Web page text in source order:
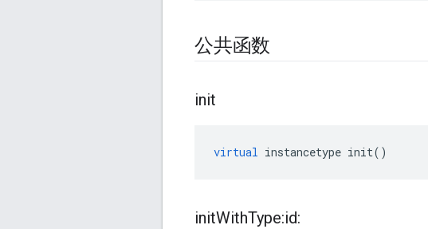
公共函数
init
virtual instancetype init()
initWithType:id: